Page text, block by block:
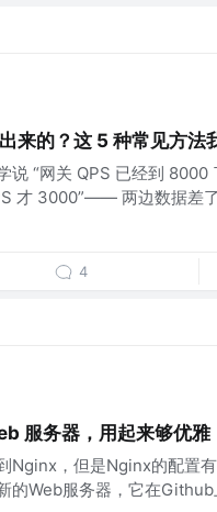
来的？这 5 种常见方法
“网关 QPS 已经到 8000
才 3000”—— 两边数据差
4
服务器，用起来够优雅
Nginx，但是Nginx的配置
的Web服务器，它在